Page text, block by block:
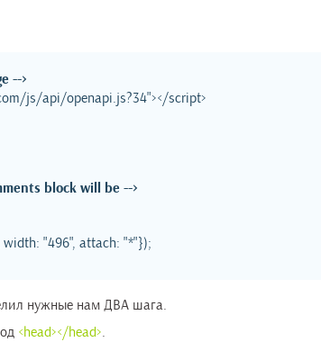
-->
js/api/openapi.js?34"></script>
block will be -->
"496", attach: "*"});
нужные нам ДВА шага.
<head></head>.